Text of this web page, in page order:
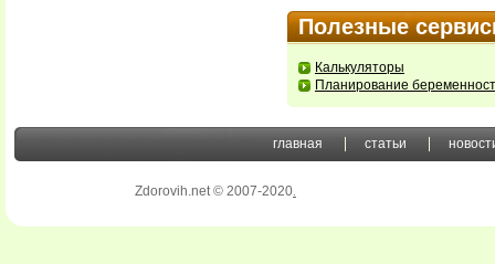
Полезные
Калькуляторы
Планирование
главная статьи
Zdorovih.net © 2007-2020